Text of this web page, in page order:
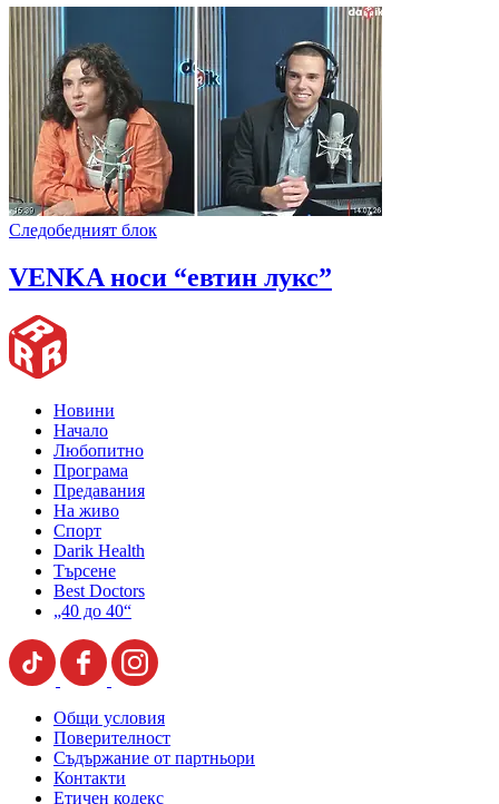
Следобедният блок
VENKA носи “евтин лукс”
Новини
Начало
Любопитно
Програма
Предавания
На живо
Спорт
Darik Health
Търсене
Best Doctors
„40 до 40“
Общи условия
Поверителност
Съдържание от партньори
Контакти
Етичен кодекс